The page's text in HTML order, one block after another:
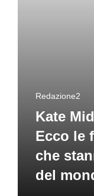
Redazione2
Kate
Ecco le
che
del